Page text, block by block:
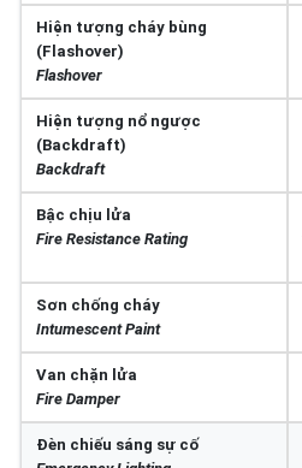
Hiện tượng cháy bùng
(Flashover)
Flashover
Hiện tượng nổ ngược
(Backdraft)
Backdraft
Bậc chịu lửa
Fire Resistance Rating
Sơn chống cháy
Intumescent Paint
Van chặn lửa
Fire Damper
Đèn chiếu sáng sự cố